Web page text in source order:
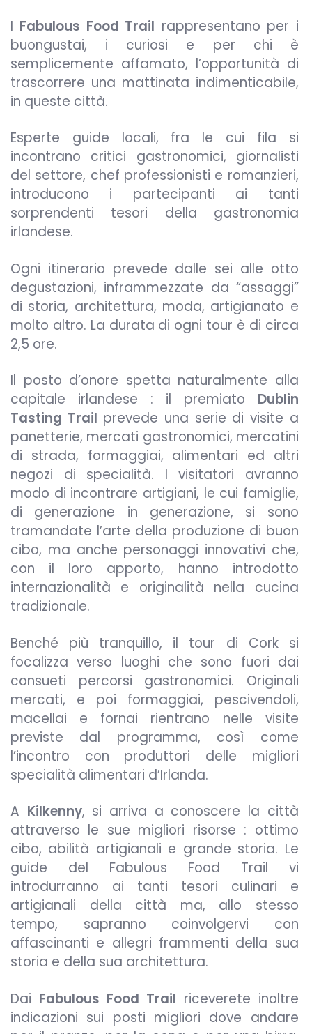
I Fabulous Food Trail rappresentano per i
buongustai, i curiosi e per chi è
semplicemente affamato, l’opportunità di
trascorrere una mattinata indimenticabile,
in queste città.
Esperte guide locali, fra le cui fila si
incontrano critici gastronomici, giornalisti
del settore, chef professionisti e romanzieri,
introducono i partecipanti ai tanti
sorprendenti tesori della gastronomia
irlandese.
Ogni itinerario prevede dalle sei alle otto
degustazioni, inframmezzate da “assaggi”
di storia, architettura, moda, artigianato e
molto altro. La durata di ogni tour è di circa
2,5 ore.
Il posto d’onore spetta naturalmente alla
capitale irlandese : il premiato Dublin
Tasting Trail prevede una serie di visite a
panetterie, mercati gastronomici, mercatini
di strada, formaggiai, alimentari ed altri
negozi di specialità. I visitatori avranno
modo di incontrare artigiani, le cui famiglie,
di generazione in generazione, si sono
tramandate l’arte della produzione di buon
cibo, ma anche personaggi innovativi che,
con il loro apporto, hanno introdotto
internazionalità e originalità nella cucina
tradizionale.
Benché più tranquillo, il tour di Cork si
focalizza verso luoghi che sono fuori dai
consueti percorsi gastronomici. Originali
mercati, e poi formaggiai, pescivendoli,
macellai e fornai rientrano nelle visite
previste dal programma, così come
l’incontro con produttori delle migliori
specialità alimentari d’Irlanda.
A Kilkenny, si arriva a conoscere la città
attraverso le sue migliori risorse : ottimo
cibo, abilità artigianali e grande storia. Le
guide del Fabulous Food Trail vi
introdurranno ai tanti tesori culinari e
artigianali della città ma, allo stesso
tempo, sapranno coinvolgervi con
affascinanti e allegri frammenti della sua
storia e della sua architettura.
Dai Fabulous Food Trail riceverete inoltre
indicazioni sui posti migliori dove andare